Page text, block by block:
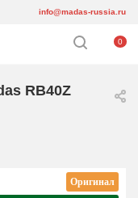
info@madas-russia.ru
0
RB40Z
Оригинал